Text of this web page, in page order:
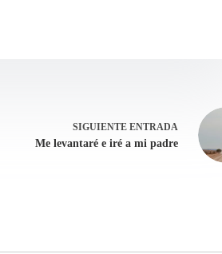
SIGUIENTE ENTRADA
Me levantaré e iré a mi padre